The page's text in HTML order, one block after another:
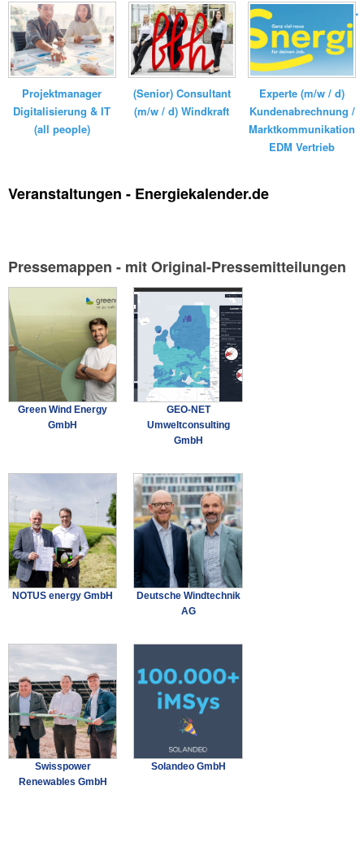
Projektmanager
Digitalisierung & IT
(all people)
(Senior) Consultant
(m/w / d) Windkraft
Elektrizitätswerk...
Experte (m/w / d)
Kundenabrechnung /
Marktkommunikation
EDM Vertrieb
Veranstaltungen - Energiekalender.de
Pressemappen - mit Original-Pressemitteilungen
Green Wind Energy
GmbH
GEO-NET
Umweltconsulting
GmbH
NOTUS energy GmbH
Deutsche Windtechnik
AG
Swisspower
Renewables GmbH
Solandeo GmbH